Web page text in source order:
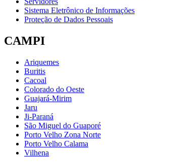
Sistema Eletrônico de Informações
Proteção de Dados Pessoais
CAMPI
Ariquemes
Buritis
Cacoal
Colorado do Oeste
Guajará-Mirim
Jaru
Ji-Paraná
São Miguel do Guaporé
Porto Velho Zona Norte
Porto Velho Calama
Vilhena